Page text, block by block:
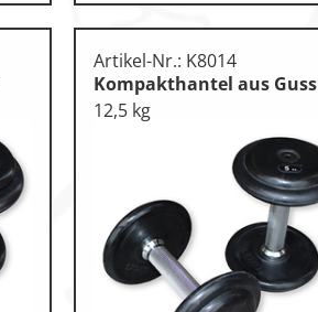
Artikel-Nr.: K8014
Kompakthantel aus Guss
12,5 kg